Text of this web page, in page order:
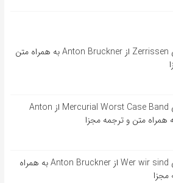
آهنگ آلمانی Zerrissen از Anton Bruckner به همراه متن
آهنگ آلمانی Mercurial Worst Case Band از Anton
آهنگ آلمانی Wer wir sind از Anton Bruckner به همراه
مجزا